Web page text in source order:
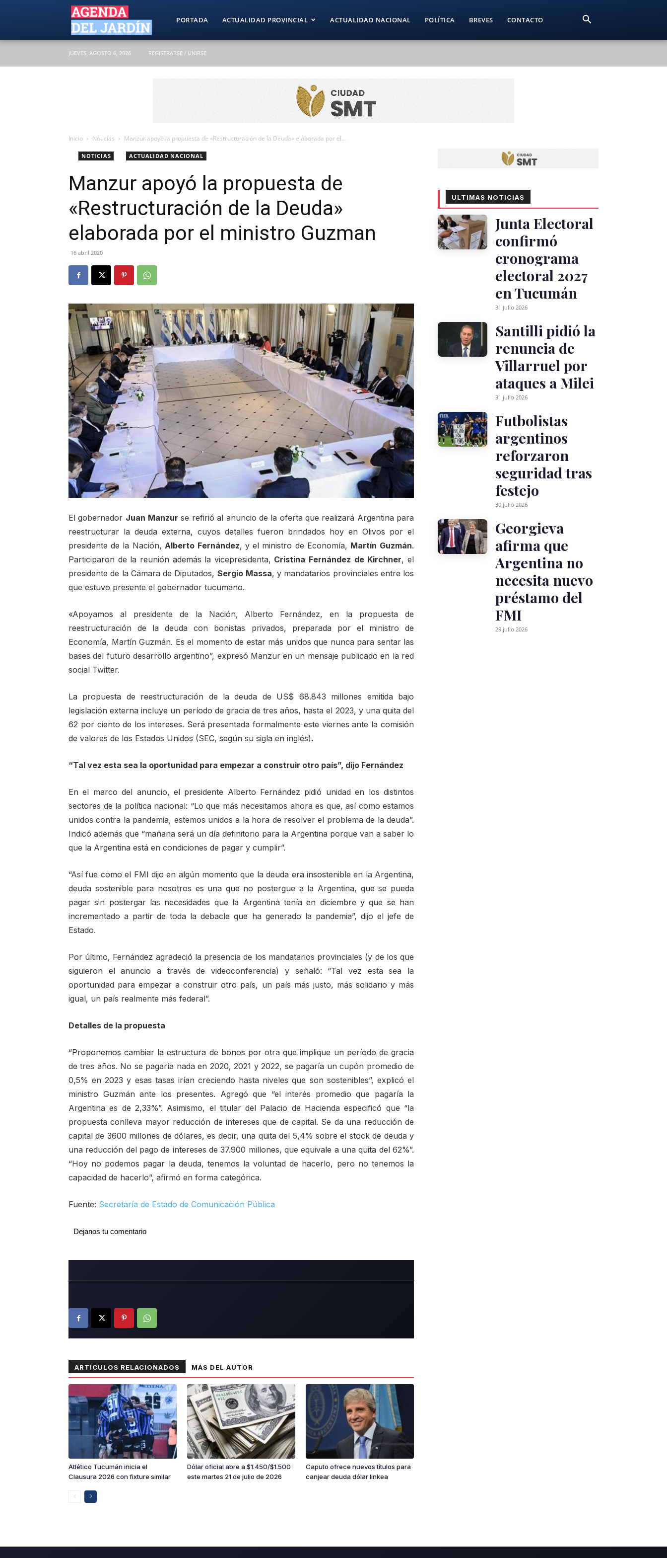
Agenda
PORTADA ACTUALIDAD PROVINCIAL ACTUALIDAD NACIONAL POLÍTICA BREVES CONTACTO
JUEVES, AGOSTO 6, 2026 REGISTRARSE / UNIRSE
Inicio Noticias Manzur apoyó la propuesta de «Restructuración de la Deuda» elaborada por el...
NOTICIAS ACTUALIDAD NACIONAL
Manzur apoyó la propuesta de
«Restructuración de la Deuda»
elaborada por el ministro Guzman
16 abril 2020
El gobernador Juan Manzur se refirió al anuncio de la oferta que realizará Argentina para
reestructurar la deuda externa, cuyos detalles fueron brindados hoy en Olivos por el
presidente de la Nación, Alberto Fernández, y el ministro de Economía, Martín Guzmán.
Participaron de la reunión además la vicepresidenta, Cristina Fernández de Kirchner, el
presidente de la Cámara de Diputados, Sergio Massa, y mandatarios provinciales entre los
que estuvo presente el gobernador tucumano.
«Apoyamos al presidente de la Nación, Alberto Fernández, en la propuesta de
reestructuración de la deuda con bonistas privados, preparada por el ministro de
Economía, Martín Guzmán. Es el momento de estar más unidos que nunca para sentar las
bases del futuro desarrollo argentino”, expresó Manzur en un mensaje publicado en la red
social Twitter.
La propuesta de reestructuración de la deuda de US$ 68.843 millones emitida bajo
legislación externa incluye un período de gracia de tres años, hasta el 2023, y una quita del
62 por ciento de los intereses. Será presentada formalmente este viernes ante la comisión
de valores de los Estados Unidos (SEC, según su sigla en inglés).
“Tal vez esta sea la oportunidad para empezar a construir otro país”, dijo Fernández
En el marco del anuncio, el presidente Alberto Fernández pidió unidad en los distintos
sectores de la política nacional: “Lo que más necesitamos ahora es que, así como estamos
unidos contra la pandemia, estemos unidos a la hora de resolver el problema de la deuda”.
Indicó además que “mañana será un día definitorio para la Argentina porque van a saber lo
que la Argentina está en condiciones de pagar y cumplir”.
“Así fue como el FMI dijo en algún momento que la deuda era insostenible en la Argentina,
deuda sostenible para nosotros es una que no postergue a la Argentina, que se pueda
pagar sin postergar las necesidades que la Argentina tenía en diciembre y que se han
incrementado a partir de toda la debacle que ha generado la pandemia”, dijo el jefe de
Estado.
Por último, Fernández agradeció la presencia de los mandatarios provinciales (y de los que
siguieron el anuncio a través de videoconferencia) y señaló: “Tal vez esta sea la
oportunidad para empezar a construir otro país, un país más justo, más solidario y más
igual, un país realmente más federal”.
Detalles de la propuesta
“Proponemos cambiar la estructura de bonos por otra que implique un período de gracia
de tres años. No se pagaría nada en 2020, 2021 y 2022, se pagaría un cupón promedio de
0,5% en 2023 y esas tasas irían creciendo hasta niveles que son sostenibles”, explicó el
ministro Guzmán ante los presentes. Agregó que “el interés promedio que pagaría la
Argentina es de 2,33%”. Asimismo, el titular del Palacio de Hacienda especificó que “la
propuesta conlleva mayor reducción de intereses que de capital. Se da una reducción de
capital de 3600 millones de dólares, es decir, una quita del 5,4% sobre el stock de deuda y
una reducción del pago de intereses de 37.900 millones, que equivale a una quita del 62%”.
“Hoy no podemos pagar la deuda, tenemos la voluntad de hacerlo, pero no tenemos la
capacidad de hacerlo”, afirmó en forma categórica.
Fuente: Secretaría de Estado de Comunicación Pública
Dejanos tu comentario
ARTÍCULOS RELACIONADOS MÁS DEL AUTOR
Atlético Tucumán inicia el
Clausura 2026 con fixture similar
Dólar oficial abre a $1.450/$1.500
este martes 21 de julio de 2026
Caputo ofrece nuevos títulos para
canjear deuda dólar linkea
ULTIMAS NOTICIAS
Junta Electoral
confirmó
cronograma
electoral 2027
en Tucumán
31 julio 2026
Santilli pidió la
renuncia de
Villarruel por
ataques a Milei
31 julio 2026
Futbolistas
argentinos
reforzaron
seguridad tras
festejo
30 julio 2026
Georgieva
afirma que
Argentina no
necesita nuevo
préstamo del
FMI
29 julio 2026